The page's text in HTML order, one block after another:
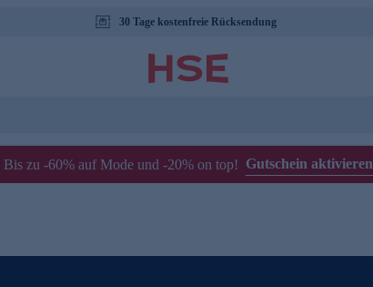
30 Tage kostenfreie Rücksendung
Bis zu -60% auf Mode und -20% on top! Gutschein aktivieren